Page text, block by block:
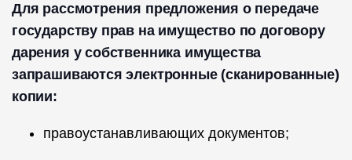
Для рассмотрения предложения о передаче
государству прав на имущество по договору
дарения у собственника имущества
запрашиваются электронные (сканированные)
копии:
правоустанавливающих документов;